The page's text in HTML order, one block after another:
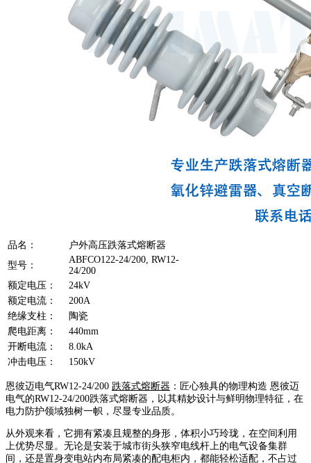
品名：
户外高压跌落式熔断器
型号：
ABFCO122-24/200, RW12-
24/200
额定电压：
24kV
额定电流：
200A
绝缘支柱：
陶瓷
爬电距离：
440mm
开断电流：
8.0kA
冲击电压：
150kV
恩彼迈电气RW12-24/200 跌落式熔断器 ：匠心独具的物理构造 恩彼迈
电气的RW12-24/200跌落式熔断器，以其精妙设计与鲜明物理特征，在
电力防护领域独树一帜，尽显专业品质。
从外观来看，它拥有紧凑且规整的身形，体积小巧玲珑，在空间利用
上优势尽显。无论是安装于城市街头狭窄电线杆上的电气设备集群
间，还是置身变电站内布局紧凑的配电柜内，都能轻松适配，不占过